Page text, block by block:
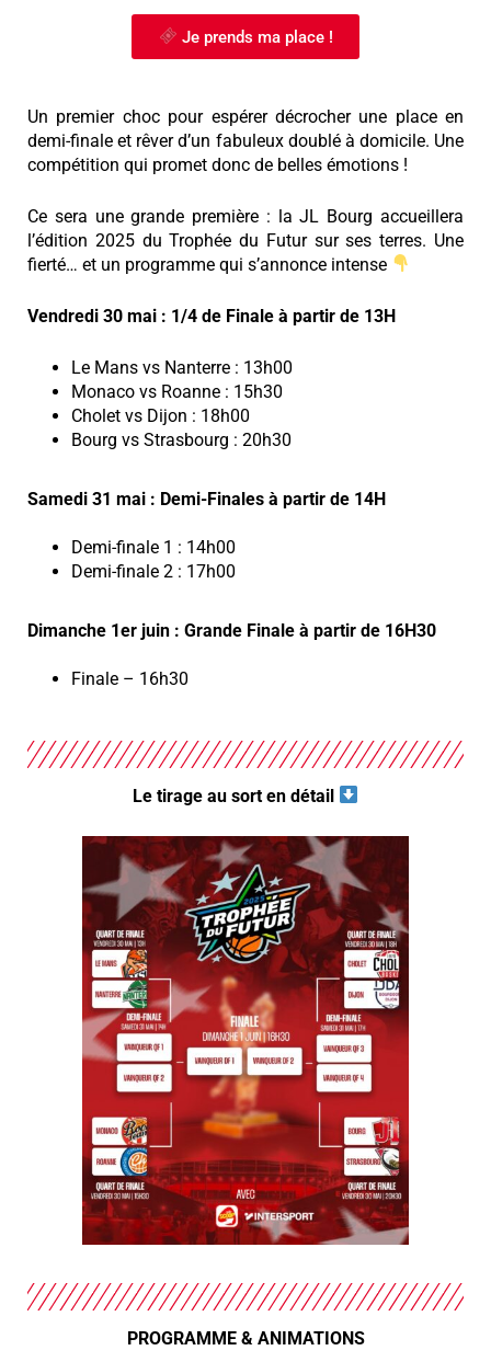
Je prends ma place !
Un premier choc pour espérer décrocher une place en
demi-finale et rêver d’un fabuleux doublé à domicile. Une
compétition qui promet donc de belles émotions !
Ce sera une grande première : la JL Bourg accueillera
l’édition 2025 du Trophée du Futur sur ses terres. Une
fierté… et un programme qui s’annonce intense
Vendredi 30 mai : 1/4 de Finale à partir de 13H
Le Mans vs Nanterre : 13h00
Monaco vs Roanne : 15h30
Cholet vs Dijon : 18h00
Bourg vs Strasbourg : 20h30
Samedi 31 mai : Demi-Finales à partir de 14H
Demi-finale 1 : 14h00
Demi-finale 2 : 17h00
Dimanche 1er juin : Grande Finale à partir de 16H30
Finale – 16h30
Le tirage au sort en détail
PROGRAMME & ANIMATIONS